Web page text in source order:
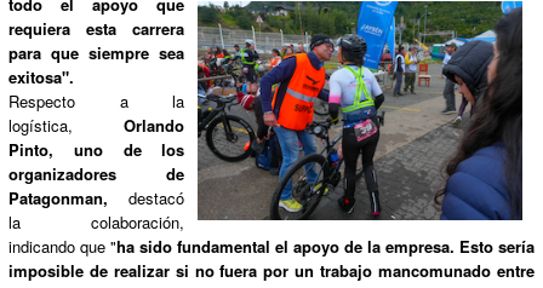
requiera esta carrera
para que siempre sea
exitosa".
Respecto a la
logística,
Orlando
Pinto, uno de los
organizadores de
Patagonman, destacó
la colaboración,
indicando que "ha sido fundamental el apoyo de la empresa. Esto sería
imposible de realizar si no fuera por un trabajo mancomunado entre